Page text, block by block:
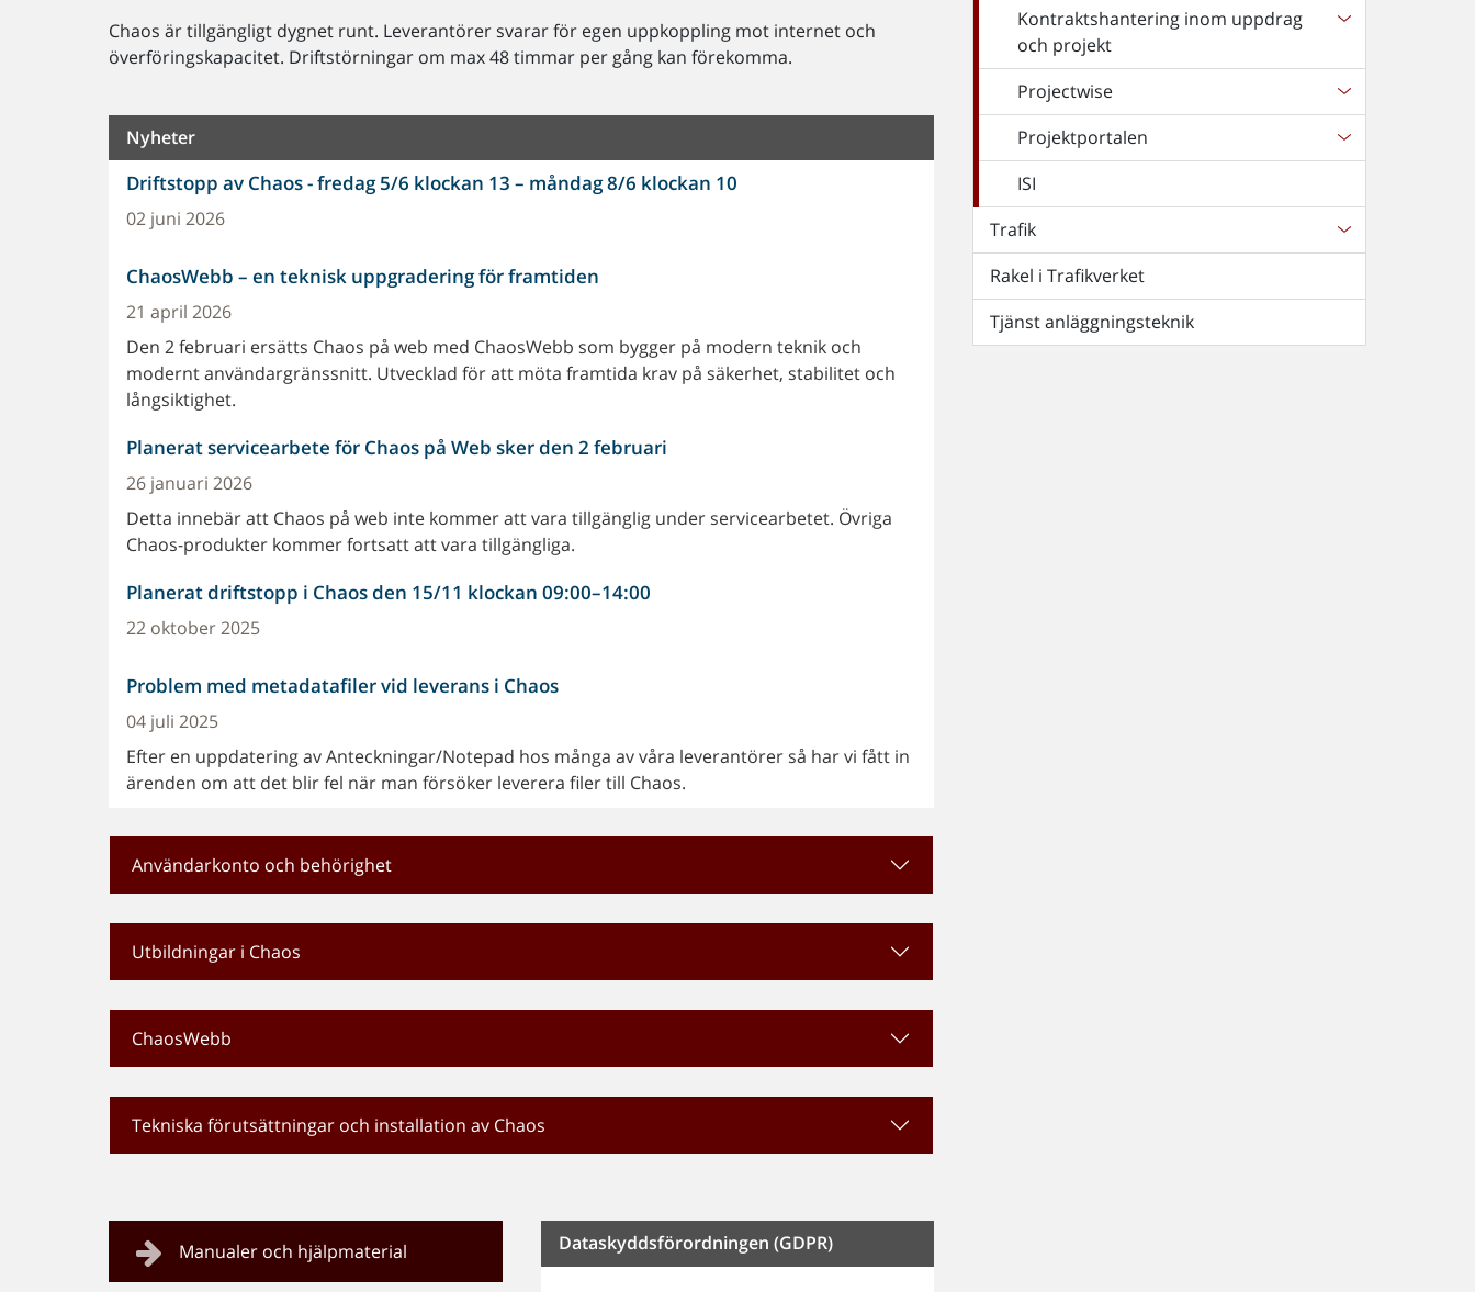
Chaos är tillgängligt dygnet runt. Leverantörer svarar för egen uppkoppling mot internet och
överföringskapacitet. Driftstörningar om max 48 timmar per gång kan förekomma.
Nyheter
Driftstopp av Chaos - fredag 5/6 klockan 13 – måndag 8/6 klockan 10
02 juni 2026
ChaosWebb – en teknisk uppgradering för framtiden
21 april 2026
Den 2 februari ersätts Chaos på web med ChaosWebb som bygger på modern teknik och
modernt användargränssnitt. Utvecklad för att möta framtida krav på säkerhet, stabilitet och
långsiktighet.
Planerat servicearbete för Chaos på Web sker den 2 februari
26 januari 2026
Detta innebär att Chaos på web inte kommer att vara tillgänglig under servicearbetet. Övriga
Chaos-produkter kommer fortsatt att vara tillgängliga.
Planerat driftstopp i Chaos den 15/11 klockan 09:00–14:00
22 oktober 2025
Problem med metadatafiler vid leverans i Chaos
04 juli 2025
Efter en uppdatering av Anteckningar/Notepad hos många av våra leverantörer så har vi fått in
ärenden om att det blir fel när man försöker leverera filer till Chaos.
Användarkonto och behörighet
Utbildningar i Chaos
ChaosWebb
Tekniska förutsättningar och installation av Chaos
Manualer och hjälpmaterial Dataskyddsförordningen (GDPR)
Kontraktshantering inom uppdrag
och projekt
Projectwise
Projektportalen
ISI
Trafik
Rakel i Trafikverket
Tjänst anläggningsteknik